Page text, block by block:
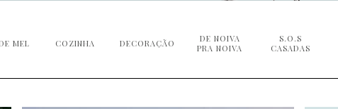
MEL COZINHA DECORAÇÃO
DE NOIVA
PRA NOIVA
S.O.S
CASADAS